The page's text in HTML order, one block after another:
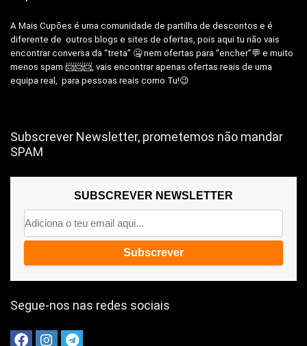
A Mais Cupões é uma comunidade de partilha de descontos e é
diferente de outros blogs e sites de ofertas, pois aqui tu não vais
encontrar conversa da “treta” 🤐 nem ofertas para “encher”💬 e muito
menos spam 📨📨📨, vais encontrar apenas ofertas reais de uma
equipa real, para pessoas reais como Tu!😉
Subscrever Newsletter, prometemos não mandar
SPAM
SUBSCREVER NEWSLETTER
Segue-nos nas redes sociais